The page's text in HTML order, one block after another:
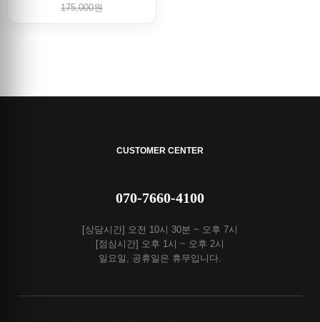
175,000원
CUSTOMER CENTER
070-7660-4100
[상담시간] 오전 10시 30분 ~ 오후 7시
[점심시간] 오후 1시 ~ 오후 2시
일요일, 공휴일은 휴무입니다.